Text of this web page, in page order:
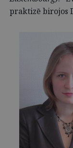
praktizē birojos